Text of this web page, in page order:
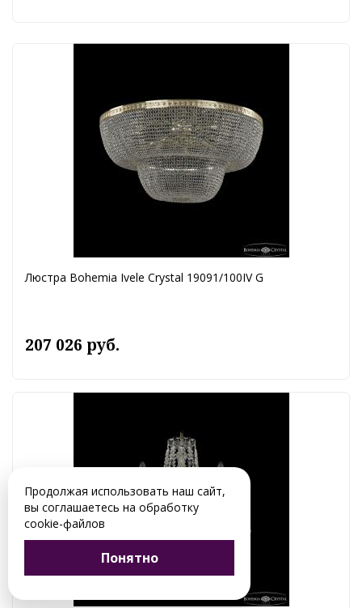
Люстра Bohemia Ivele Crystal 19091/100IV G
207 026 руб.
Продолжая использовать наш сайт,
вы соглашаетесь на обработку
cookie-файлов
Понятно